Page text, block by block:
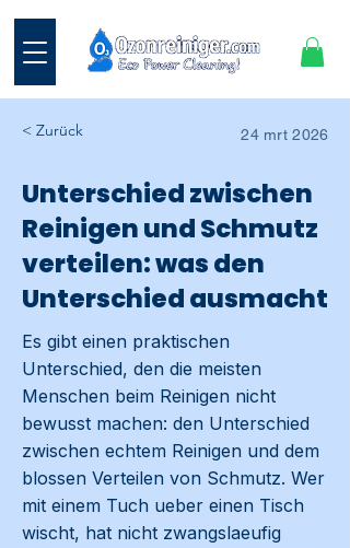
< Zurück 24 mrt 2026
Unterschied zwischen
Reinigen und Schmutz
verteilen: was den
Unterschied ausmacht
Es gibt einen praktischen
Unterschied, den die meisten
Menschen beim Reinigen nicht
bewusst machen: den Unterschied
zwischen echtem Reinigen und dem
blossen Verteilen von Schmutz. Wer
mit einem Tuch ueber einen Tisch
wischt, hat nicht zwangslaeufig